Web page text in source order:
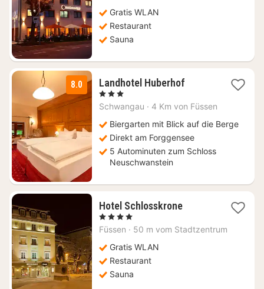
143,30
€
Gratis WLAN
Restaurant
Sauna
8.0 Landhotel Huberhof2
ab
€
, 3 Sterne
Schwangau · 4 Km von Füssen
Biergarten mit Blick auf die Berge
Direkt am Forggensee
5 Autominuten zum Schloss
Neuschwanstein
Hotel Schlosskrone1
ab
, 4 Sterne
Füssen · 50 m vom Stadtzentrum
Gratis WLAN
Restaurant
Sauna